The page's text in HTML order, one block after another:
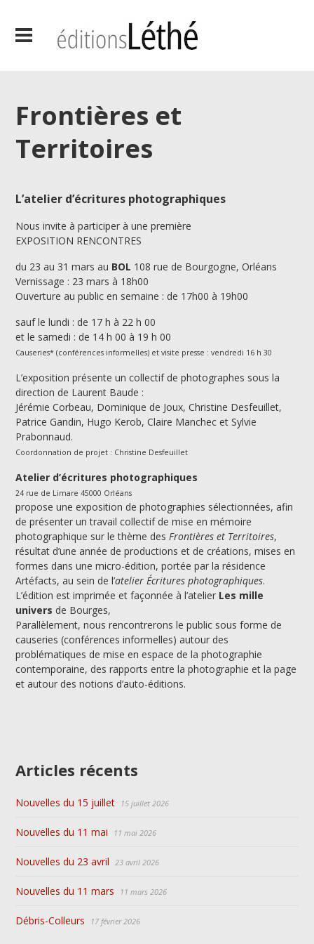
Frontières et
Territoires
L’atelier d’écritures photographiques
Nous invite à participer à une première
EXPOSITION RENCONTRES
du 23 au 31 mars au BOL 108 rue de Bourgogne, Orléans
Vernissage : 23 mars à 18h00
Ouverture au public en semaine : de 17h00 à 19h00
sauf le lundi : de 17 h à 22 h 00
et le samedi : de 14 h 00 à 19 h 00
Causeries* (conférences informelles) et visite presse : vendredi 16 h 30
L’exposition présente un collectif de photographes sous la
direction de Laurent Baude :
Jérémie Corbeau, Dominique de Joux, Christine Desfeuillet,
Patrice Gandin, Hugo Kerob, Claire Manchec et Sylvie
Prabonnaud.
Coordonnation de projet : Christine Desfeuillet
Atelier d’écritures photographiques
24 rue de Limare 45000 Orléans
propose une exposition de photographies sélectionnées, afin
de présenter un travail collectif de mise en mémoire
photographique sur le thème desFrontières et Territoires,
résultat d’une année de productions et de créations, mises en
formes dans une micro-édition, portée par la résidence
Artéfacts, au sein de l’atelier Écritures photographiques.
L’édition est imprimée et façonnée à l’atelier Les mille
univers de Bourges,
Parallèlement, nous rencontrerons le public sous forme de
causeries (conférences informelles) autour des
problématiques de mise en espace de la photographie
contemporaine, des rapports entre la photographie et la page
et autour des notions d’auto-éditions.
Articles récents
Nouvelles du 15 juillet 15 juillet 2026
Nouvelles du 11 mai 11 mai 2026
Nouvelles du 23 avril 23 avril 2026
Nouvelles du 11 mars 11 mars 2026
Débris-Colleurs 17 février 2026